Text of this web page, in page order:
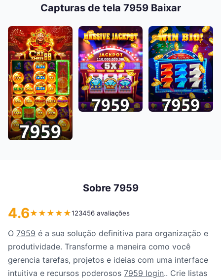
Capturas de tela 7959 Baixar
Sobre 7959
4.6★ ★ ★ ★ ★123456 avaliações
O 7959 é a sua solução definitiva para organização e
produtividade. Transforme a maneira como você
gerencia tarefas, projetos e ideias com uma interface
intuitiva e recursos poderosos 7959 login.. Crie listas